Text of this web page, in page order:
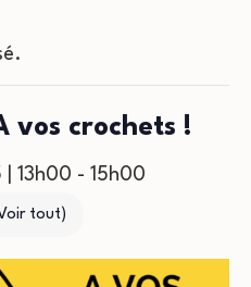
vos crochets !
13h00 - 15h00
tout)